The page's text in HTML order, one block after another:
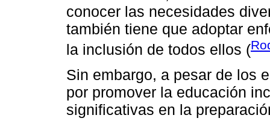
conocer las necesidades
también tiene que adoptar
la inclusión de todos ellos (
Sin embargo, a pesar de los
por promover la educación
significativas en la